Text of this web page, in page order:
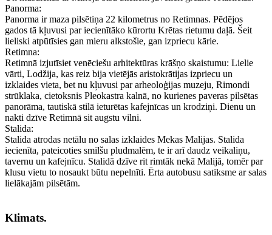
Panorma:
Panorma ir maza pilsētiņa 22 kilometrus no Retimnas. Pēdējos
gados tā kļuvusi par iecienītāko kūrortu Krētas rietumu daļā. Šeit
lieliski atpūtīsies gan mieru alkstošie, gan izpriecu kārie.
Retimna:
Retimnā izjutīsiet venēciešu arhitektūras krāšņo skaistumu: Lielie
vārti, Lodžija, kas reiz bija vietējās aristokrātijas izpriecu un
izklaides vieta, bet nu kļuvusi par arheoloģijas muzeju, Rimondi
strūklaka, cietoksnis Pleokastra kalnā, no kurienes paveras pilsētas
panorāma, tautiskā stilā ieturētas kafejnīcas un krodziņi. Dienu un
nakti dzīve Retimnā sit augstu vilni.
Stalida:
Stalida atrodas netālu no salas izklaides Mekas Malijas. Stalida
iecienīta, pateicoties smilšu pludmalēm, te ir arī daudz veikaliņu,
tavernu un kafejnīcu. Stalidā dzīve rit rimtāk nekā Malijā, tomēr par
klusu vietu to nosaukt būtu nepelnīti. Ērta autobusu satiksme ar salas
lielākajām pilsētām.
Klimats.